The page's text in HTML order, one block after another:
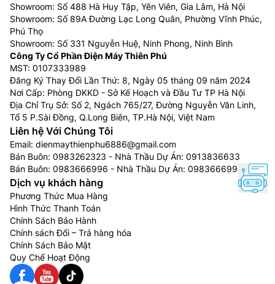
Showroom: Số 488 Hà Huy Tập, Yên Viên, Gia Lâm, Hà Nội
Showroom: Số 89A Đường Lạc Long Quân, Phường Vĩnh Phúc,
Phú Thọ
Showroom: Số 331 Nguyễn Huệ, Ninh Phong, Ninh Bình
Công Ty Cổ Phần Điện Máy Thiên Phú
MST: 0107333989
Đăng Ký Thay Đổi Lần Thứ: 8, Ngày 05 tháng 09 năm 2024
Nơi Cấp: Phòng DKKD - Sở Kế Hoạch và Đầu Tư TP Hà Nội
Địa Chỉ Trụ Sở: Số 2, Ngách 765/27, Đường Nguyễn Văn Linh,
Tổ 5 P.Sài Đồng, Q.Long Biên, TP.Hà Nội, Việt Nam
Liên hệ Với Chúng Tôi
Email: dienmaythienphu6886@gmail.com
Bán Buôn: 0983262323 - Nhà Thầu Dự Án: 0913836633
Bán Buôn: 0983666996 - Nhà Thầu Dự Án: 0983666996
Dịch vụ khách hàng
Phương Thức Mua Hàng
Hình Thức Thanh Toán
Chính Sách Bảo Hành
Chính sách Đổi – Trả hàng hóa
Chính Sách Bảo Mật
Quy Chế Hoạt Động